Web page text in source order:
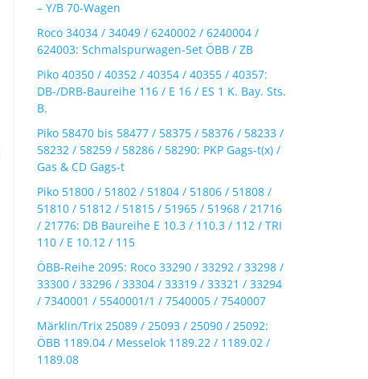
– Y/B 70-Wagen
Roco 34034 / 34049 / 6240002 / 6240004 /
624003: Schmalspurwagen-Set ÖBB / ZB
Piko 40350 / 40352 / 40354 / 40355 / 40357:
DB-/DRB-Baureihe 116 / E 16 / ES 1 K. Bay. Sts.
B.
Piko 58470 bis 58477 / 58375 / 58376 / 58233 /
58232 / 58259 / 58286 / 58290: PKP Gags-t(x) /
Gas & CD Gags-t
Piko 51800 / 51802 / 51804 / 51806 / 51808 /
51810 / 51812 / 51815 / 51965 / 51968 / 21716
/ 21776: DB Baureihe E 10.3 / 110.3 / 112 / TRI
110 / E 10.12 / 115
ÖBB-Reihe 2095: Roco 33290 / 33292 / 33298 /
33300 / 33296 / 33304 / 33319 / 33321 / 33294
/ 7340001 / 5540001/1 / 7540005 / 7540007
Märklin/Trix 25089 / 25093 / 25090 / 25092:
ÖBB 1189.04 / Messelok 1189.22 / 1189.02 /
1189.08